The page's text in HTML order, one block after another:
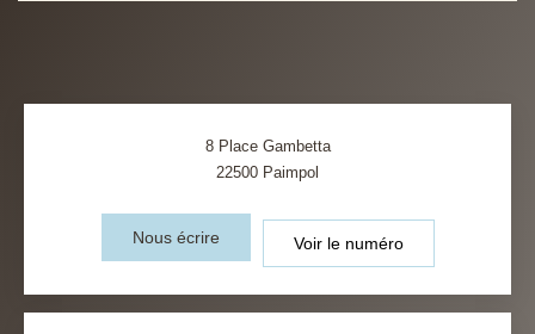
8 Place Gambetta
22500 Paimpol
Nous écrire Voir le numéro